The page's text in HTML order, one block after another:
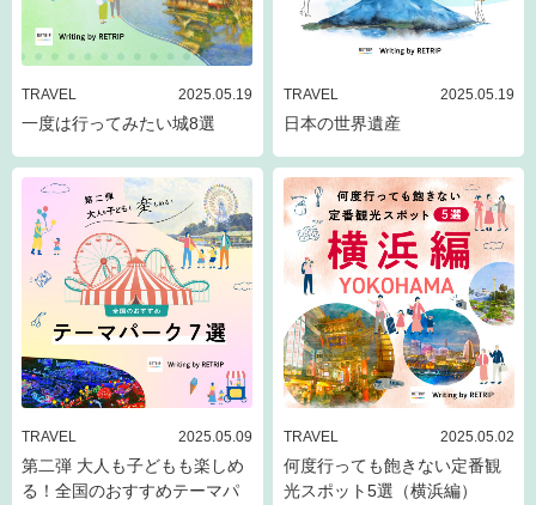
TRAVEL 2025.05.19
一度は行ってみたい城8選
TRAVEL 2025.05.19
日本の世界遺産
TRAVEL 2025.05.09
第二弾 大人も子どもも楽しめ
る！全国のおすすめテーマパ
TRAVEL 2025.05.02
何度行っても飽きない定番観
光スポット5選（横浜編）